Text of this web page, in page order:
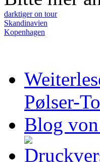
darktiger on tour
Skandinavien
Kopenhagen
Pølser-
Blog